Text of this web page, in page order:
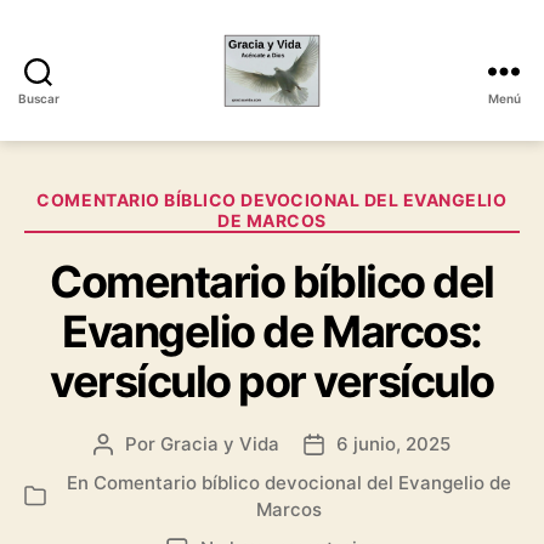
Buscar
y
Menú
Categorías
COMENTARIO BÍBLICO DEVOCIONAL DEL EVANGELIO
DE MARCOS
Comentario bíblico del
Evangelio de Marcos:
versículo por versículo
Autor
de
Por Gracia y Vida
Fecha
de
6 junio, 2025
Categorías
En Comentario bíblico devocional del Evangelio de
Marcos